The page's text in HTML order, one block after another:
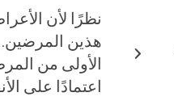
نظرًا لأن
هذين
الأولى من
اعتمادًا على